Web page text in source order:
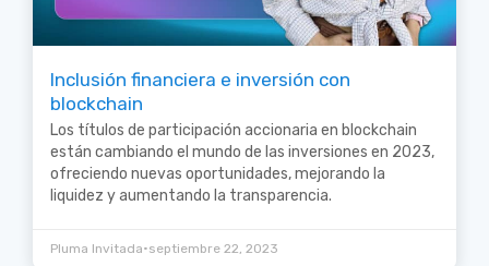
Inclusión financiera e inversión con
blockchain
Los títulos de participación accionaria en blockchain
están cambiando el mundo de las inversiones en 2023,
ofreciendo nuevas oportunidades, mejorando la
liquidez y aumentando la transparencia.
Pluma Invitada•septiembre 22, 2023